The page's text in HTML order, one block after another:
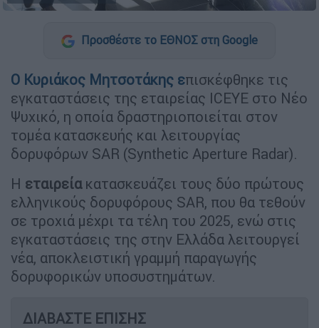
Προσθέστε το ΕΘΝΟΣ στη Google
Ο Κυριάκος Μητσοτάκης επισκέφθηκε τις
εγκαταστάσεις της εταιρείας ICEYE στο Νέο
Ψυχικό, η οποία δραστηριοποιείται στον
τομέα κατασκευής και λειτουργίας
δορυφόρων SAR (Synthetic Aperture Radar).
Η εταιρείακατασκευάζει τους δύο πρώτους
ελληνικούς δορυφόρους SAR, που θα τεθούν
σε τροχιά μέχρι τα τέλη του 2025, ενώ στις
εγκαταστάσεις της στην Ελλάδα λειτουργεί
νέα, αποκλειστική γραμμή παραγωγής
δορυφορικών υποσυστημάτων.
ΔΙΑΒΑΣΤΕ ΕΠΙΣΗΣ